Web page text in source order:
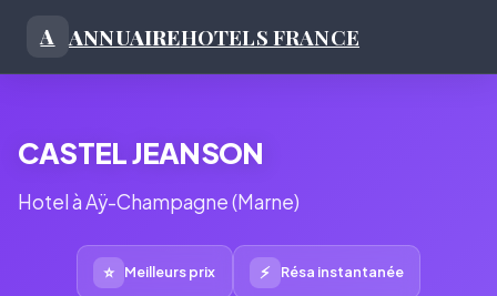
A ANNUAIREHOTELS FRANCE
CASTEL JEANSON
Hotel à Aÿ-Champagne (Marne)
⭐ Meilleurs prix ⚡ Résa instantanée